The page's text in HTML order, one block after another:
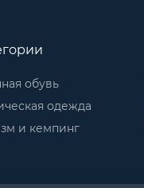
обувь
одежда
и кемпинг